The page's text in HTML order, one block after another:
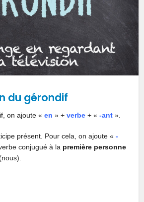
du gérondif
on ajoute «en » +verbe + «-ant ».
présent. Pour cela, on ajoute «-
conjugué à la première personne